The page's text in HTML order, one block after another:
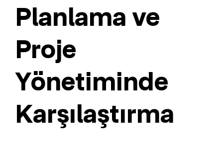
Planlama ve
Proje
Yönetiminde
Karşılaştırma